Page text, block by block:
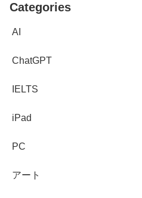
Categories
AI
ChatGPT
IELTS
iPad
PC
アート